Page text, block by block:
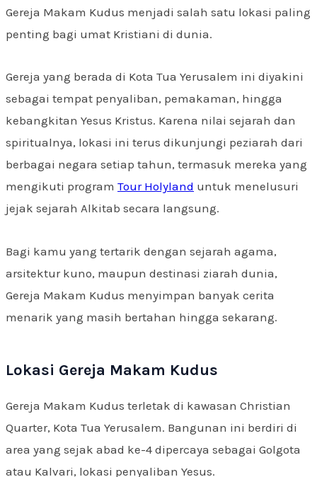
Gereja Makam Kudus menjadi salah satu lokasi paling
penting bagi umat Kristiani di dunia.
Gereja yang berada di Kota Tua Yerusalem ini diyakini
sebagai tempat penyaliban, pemakaman, hingga
kebangkitan Yesus Kristus. Karena nilai sejarah dan
spiritualnya, lokasi ini terus dikunjungi peziarah dari
berbagai negara setiap tahun, termasuk mereka yang
mengikuti program Tour Holyland untuk menelusuri
jejak sejarah Alkitab secara langsung.
Bagi kamu yang tertarik dengan sejarah agama,
arsitektur kuno, maupun destinasi ziarah dunia,
Gereja Makam Kudus menyimpan banyak cerita
menarik yang masih bertahan hingga sekarang.
Lokasi Gereja Makam Kudus
Gereja Makam Kudus terletak di kawasan Christian
Quarter, Kota Tua Yerusalem. Bangunan ini berdiri di
area yang sejak abad ke-4 dipercaya sebagai Golgota
atau Kalvari, lokasi penyaliban Yesus.